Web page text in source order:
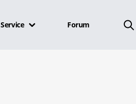
Service Forum